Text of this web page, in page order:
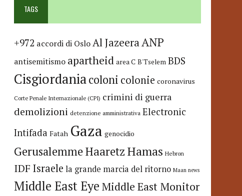
TAGS
+972 accordi di OsloAl JazeeraANP
antisemitismo apartheid area C B'Tselem BDS
Cisgiordaniacoloni colonie coronavirus
Corte Penale Internazionale (CPI) crimini di guerra
demolizioni detenzione amministrativa Electronic
Intifada Fatah Gaza genocidio
GerusalemmeHaaretzHamas Hebron
IDF Israele la grande marcia del ritorno Maan news
Middle East Eye Middle East Monitor